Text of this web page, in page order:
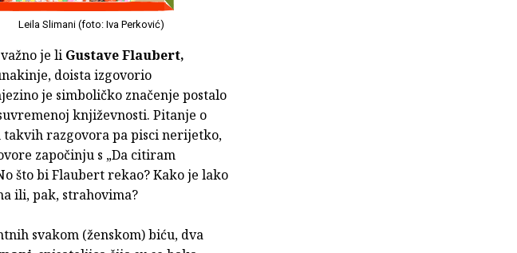
Leila Slimani (foto: Iva Perković)
je li Gustave Flaubert,
doista izgovorio
je simboličko značenje postalo
književnosti. Pitanje o
razgovora pa pisci nerijetko,
započinju s „Da citiram
što bi Flaubert rekao? Kako je lako
ili, pak, strahovima?
svakom (ženskom) biću, dva